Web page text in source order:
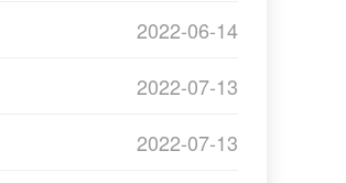
2022-06-14
2022-07-13
2022-07-13